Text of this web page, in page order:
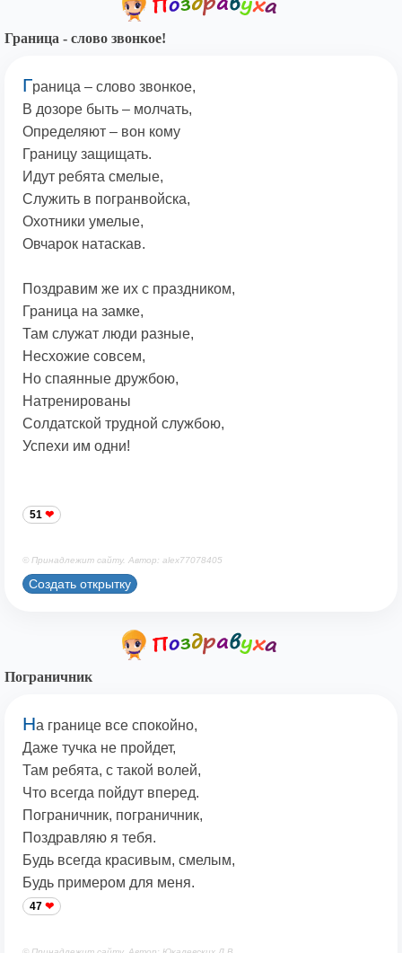
Граница - слово звонкое!
Граница – слово звонкое,
В дозоре быть – молчать,
Определяют – вон кому
Границу защищать.
Идут ребята смелые,
Служить в погранвойска,
Охотники умелые,
Овчарок натаскав.
Поздравим же их с праздником,
Граница на замке,
Там служат люди разные,
Несхожие совсем,
Но спаянные дружбою,
Натренированы
Солдатской трудной службою,
Успехи им одни!
51
© Принадлежит сайту. Автор: alex77078405
Создать открытку
Пограничник
На границе все спокойно,
Даже тучка не пройдет,
Там ребята, с такой волей,
Что всегда пойдут вперед.
Пограничник, пограничник,
Поздравляю я тебя.
Будь всегда красивым, смелым,
Будь примером для меня.
47